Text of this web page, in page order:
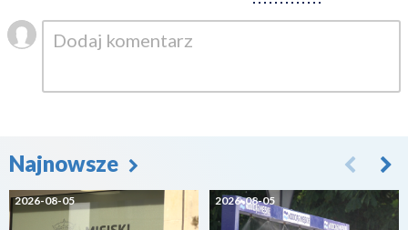
Najnowsze
2026-08-05 2026-08-05